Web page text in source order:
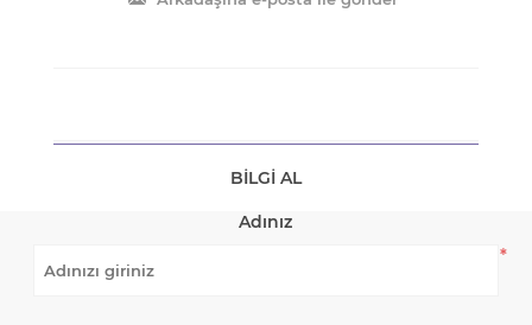
BILGI AL
Adınız
*